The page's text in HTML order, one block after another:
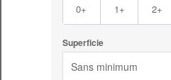
0+ 1+ 2+
Superficie
Sans minimum